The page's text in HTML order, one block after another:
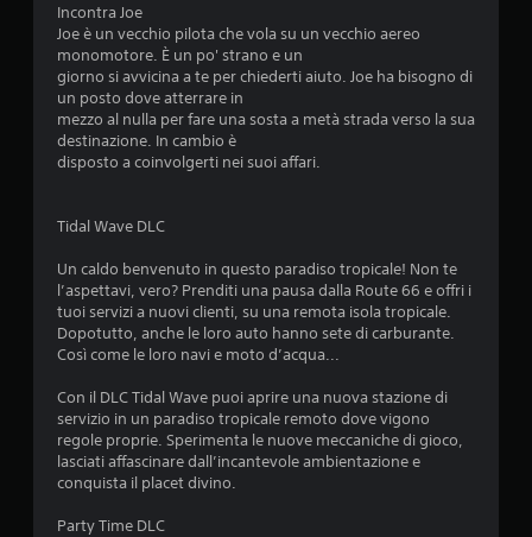
Incontra Joe
Joe è un vecchio pilota che vola su un vecchio aereo
monomotore. È un po' strano e un
giorno si avvicina a te per chiederti aiuto. Joe ha bisogno di
un posto dove atterrare in
mezzo al nulla per fare una sosta a metà strada verso la sua
destinazione. In cambio è
disposto a coinvolgerti nei suoi affari.
Tidal Wave DLC
Un caldo benvenuto in questo paradiso tropicale! Non te
l’aspettavi, vero? Prenditi una pausa dalla Route 66 e offri i
tuoi servizi a nuovi clienti, su una remota isola tropicale.
Dopotutto, anche le loro auto hanno sete di carburante.
Così come le loro navi e moto d’acqua...
Con il DLC Tidal Wave puoi aprire una nuova stazione di
servizio in un paradiso tropicale remoto dove vigono
regole proprie. Sperimenta le nuove meccaniche di gioco,
lasciati affascinare dall’incantevole ambientazione e
conquista il placet divino.
Party Time DLC